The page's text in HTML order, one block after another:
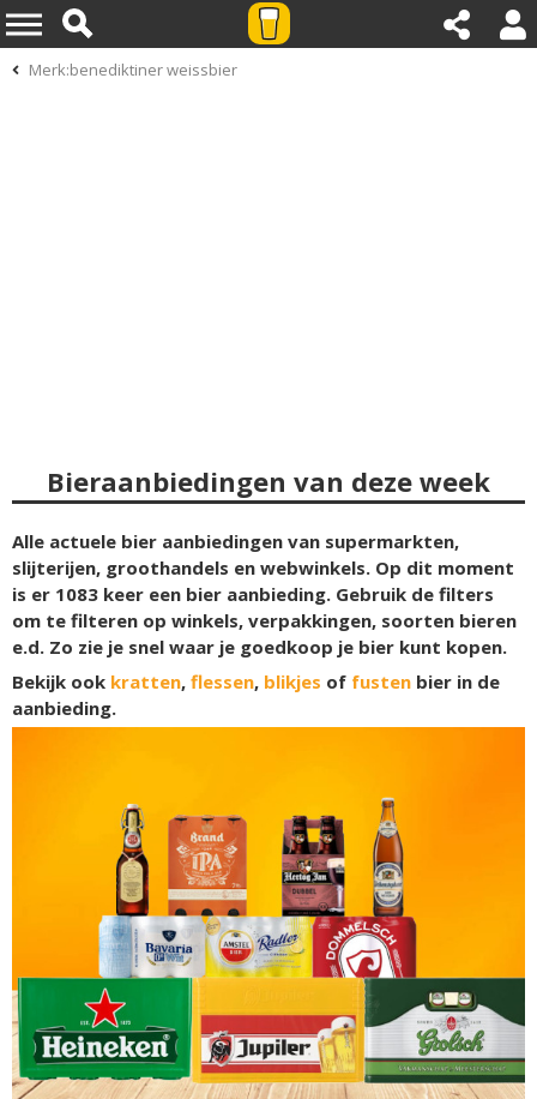
Merk:benediktiner weissbier
Bieraanbiedingen van deze week
Alle actuele bier aanbiedingen van supermarkten,
slijterijen, groothandels en webwinkels. Op dit moment
is er 1083 keer een bier aanbieding. Gebruik de filters
om te filteren op winkels, verpakkingen, soorten bieren
e.d. Zo zie je snel waar je goedkoop je bier kunt kopen.
Bekijk ook kratten, flessen, blikjes of fusten bier in de
aanbieding.